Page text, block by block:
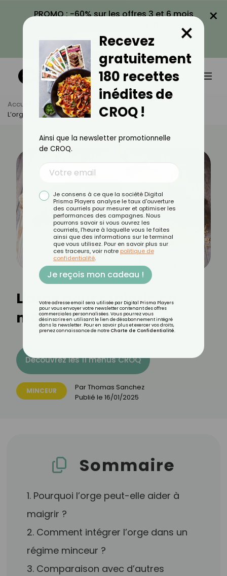
PROMO : -60% sur les offres 3 et 6 mois
VOIR LA PROMO
×
Accueil Actus
Minceur
L’orge Pour Maigrir, Ça Marche ?
L’orge pour maigrir, ça
marche ?
Découvrez les 11 menus CROQ
MINCEUR ParThomas Sanchez
Publié le 16/01/2025
Sommaire
1. Pourquoi l’orge peut-elle aider à
maigrir ?
2. Comment intégrer l’orge dans un
régime minceur ?
3. Comparaison avec d’autres
Recevez
gratuitement
180 recettes
inédites de
CROQ !
×
Ainsi que la newsletter promotionnelle
de CROQ.
Je consens à ce que la société Digital
Prisma Players analyse le taux d'ouverture
des courriels pour mesurer et optimiser les
performances des campagnes. Nous
pourrons savoir si vous ouvrez les
courriels, l'heure à laquelle vous le faites
ainsi que des informations sur le terminal
que vous utilisez. Pour en savoir plus sur
ces traceurs, voir notre politique de
confidentialité.
Je reçois mon cadeau !
Votre adresse email sera utilisée par Digital Prisma Players
pour vous envoyer votre newsletter contenant des offres
commerciales personnalisées. Vous pourrez vous
désinscrire en utilisant le lien de désabonnement intégré
dans la newsletter. Pour en savoir plus et exercer vos droits,
prenez connaissance de notre Charte de Confidentialité.